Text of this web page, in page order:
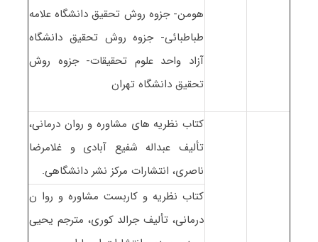
هومن- جزوه روش تحقیق دانشگاه علامه
طباطبائی- جزوه روش تحقیق دانشگاه
آزاد واحد علوم تحقیقات- جزوه روش
تحقیق دانشگاه تهران
کتاب نظریه های مشاوره و روان درمانی،
تألیف عبداله شفیع آبادی و غلامرضا
ناصری، انتشارات مرکز نشر دانشگاهی.
کتاب نظریه و کاربست مشاوره و روا ن
درمانی، تألیف جرالد کوری، مترجم یحیی